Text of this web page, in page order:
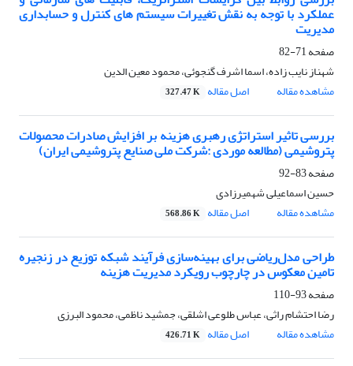
عملکرد با توجه به نقش تغییرات سیستم های کنترل و حسابداری
مدیریت
صفحه71-82
شهناز نایب زاده، اسما اشرف گنجوئی، محمود معین الدین
مشاهده مقاله
اصل مقاله 327.47 K
بررسی تاثیر استراتژی رهبری هزینه بر افزایش صادرات محصولات
پتروشیمی (مطالعه موردی :شرکت ملی صنایع پتروشیمی ایران)
صفحه83-92
حسین اسماعیلی شهمیرزادی
مشاهده مقاله
اصل مقاله 568.86 K
طراحی مدل‌‌ریاضی برای بهینه‌سازی فرآیند شبکه توزیع در زنجیره
تامین معکوس در چارچوب رویکرد مدیریت هزینه
صفحه93-110
رضا احتشام راثی، عباس طلوعی اشلقی، جمشید ناظمی، محمود البرزی
مشاهده مقاله
اصل مقاله 426.71 K